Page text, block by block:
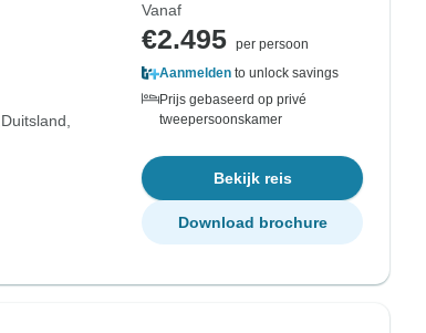
Duitsland
Vanaf
€2.495 per persoon
Aanmelden to unlock savings
Prijs gebaseerd op privé
tweepersoonskamer
Bekijk reis
Download brochure